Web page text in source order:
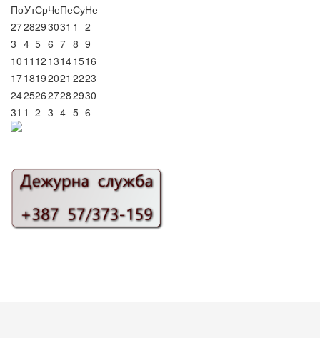
ПоУтСрЧеПеСуНе
2728293031 1 2
3 4 5 6 7 8 9
10 11 12 13141516
1718192021 2223
24252627282930
31 1 2 3 4 5 6